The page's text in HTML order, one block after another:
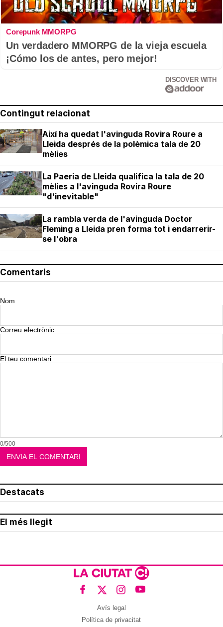
Corepunk MMORPG
Un verdadero MMORPG de la vieja escuela
¡Cómo los de antes, pero mejor!
DISCOVER WITH
Contingut relacionat
Així ha quedat l'avinguda Rovira Roure a
Lleida després de la polèmica tala de 20
mèlies
La Paeria de Lleida qualifica la tala de 20
mèlies a l'avinguda Rovira Roure
"d'inevitable"
La rambla verda de l'avinguda Doctor
Fleming a Lleida pren forma tot i endarrerir-
se l'obra
Comentaris
Nom
Correu electrònic
El teu comentari
0/500
Destacats
El més llegit
Avís legal
Política de privacitat